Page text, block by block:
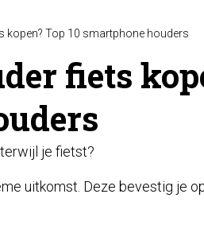
kopen? Top 10 smartphone houders
fiets
je fietst?
uitkomst. Deze bevestig je